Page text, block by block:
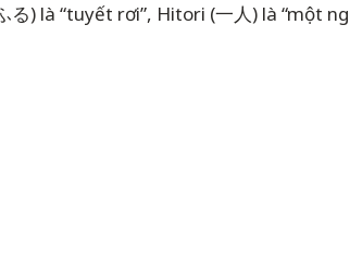
) là “tuyết rơi”, Hitori (一人) là “một